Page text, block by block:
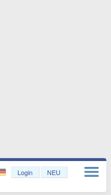
Login NEU